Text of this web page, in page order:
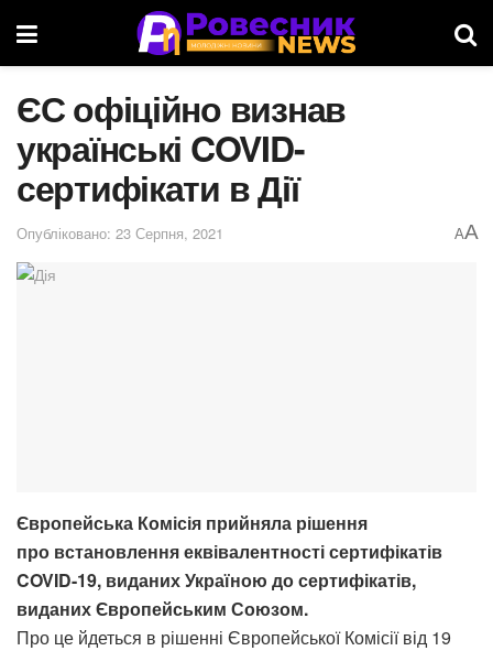
ЄС офіційно визнав
українські COVID-
сертифікати в Дії
Опубліковано: 23 Серпня, 2021 AA
Європейська Комісія прийняла рішення
про встановлення еквівалентності сертифікатів
COVID-19, виданих Україною до сертифікатів,
виданих Європейським Союзом.
Про це йдеться в рішенні Європейської Комісії від 19